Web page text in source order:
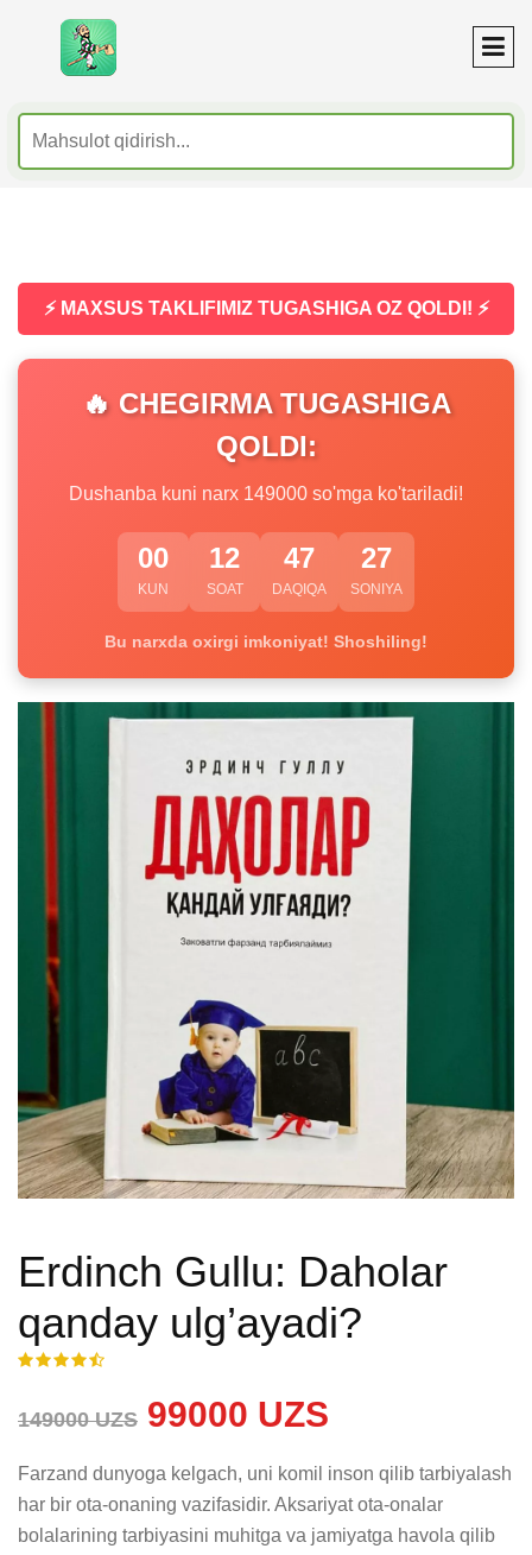
⚡ MAXSUS TAKLIFIMIZ TUGASHIGA OZ QOLDI! ⚡
🔥 CHEGIRMA TUGASHIGA
QOLDI:
Dushanba kuni narx 149000 so'mga ko'tariladi!
00
KUN
12
SOAT
47
DAQIQA
26
SONIYA
Bu narxda oxirgi imkoniyat! Shoshiling!
Erdinch Gullu: Daholar
qanday ulg’ayadi?
149000 UZS 99000 UZS
Farzand dunyoga kelgach, uni komil inson qilib tarbiyalash
har bir ota-onaning vazifasidir. Aksariyat ota-onalar
bolalarining tarbiyasini muhitga va jamiyatga havola qilib